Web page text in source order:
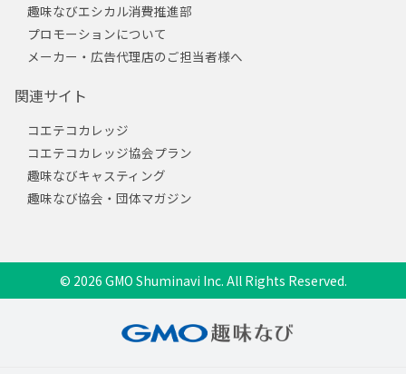
趣味なびエシカル消費推進部
プロモーションについて
メーカー・広告代理店のご担当者様へ
関連サイト
コエテコカレッジ
コエテコカレッジ協会プラン
趣味なびキャスティング
趣味なび協会・団体マガジン
© 2026 GMO Shuminavi Inc. All Rights Reserved.